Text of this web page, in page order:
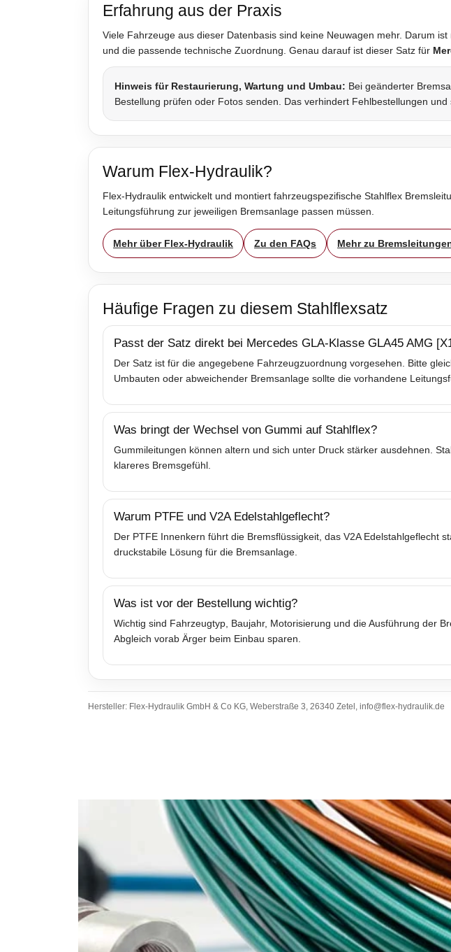
Erfahrung aus der Praxis
Viele Fahrzeuge aus dieser Datenbasis sind keine Neuwagen mehr. Darum
und die passende technische Zuordnung. Genau darauf ist dieser Satz für
Hinweis für Restaurierung, Wartung und Umbau: Bei geänderter
Bestellung prüfen oder Fotos senden. Das verhindert Fehlbestellungen und
Warum Flex-Hydraulik?
Flex-Hydraulik entwickelt und montiert fahrzeugspezifische Stahlflex
Leitungsführung zur jeweiligen Bremsanlage passen müssen.
Mehr über Flex-Hydraulik Zu den FAQs Mehr zu
Häufige Fragen zu diesem Stahlflexsatz
Passt der Satz direkt bei Mercedes GLA-Klasse GLA45 AMG
Der Satz ist für die angegebene Fahrzeugzuordnung vorgesehen. Bitte
Umbauten oder abweichender Bremsanlage sollte die vorhandene
Was bringt der Wechsel von Gummi auf Stahlflex?
Gummileitungen können altern und sich unter Druck stärker ausdehnen.
klareres Bremsgefühl.
Warum PTFE und V2A Edelstahlgeflecht?
Der PTFE Innenkern führt die Bremsflüssigkeit, das V2A Edelstahlgeflecht
druckstabile Lösung für die Bremsanlage.
Was ist vor der Bestellung wichtig?
Wichtig sind Fahrzeugtyp, Baujahr, Motorisierung und die Ausführung der
Abgleich vorab Ärger beim Einbau sparen.
Hersteller: Flex-Hydraulik GmbH & Co KG, Weberstraße 3, 26340 Zetel, info@flex-hydraulik.de